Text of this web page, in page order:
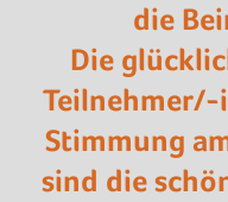
die
Die
Teilnehmer/-
Stimmung
sind die